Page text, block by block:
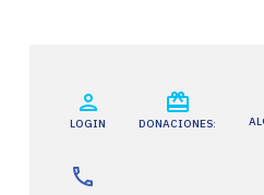
LOGIN DONACIONES: